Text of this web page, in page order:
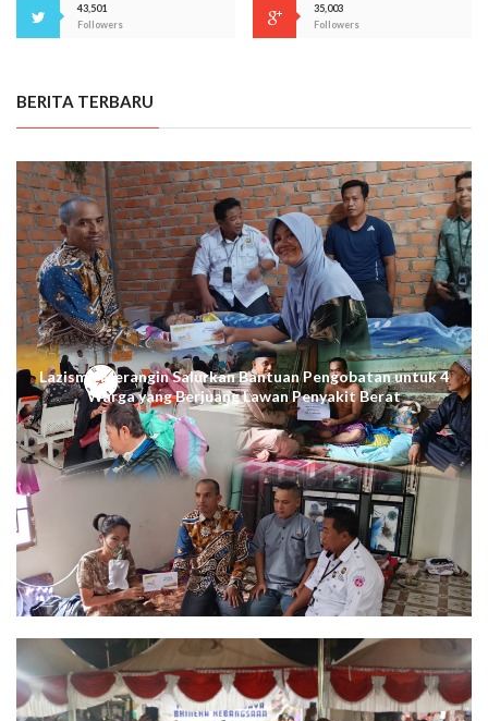
43,501
Followers
35,003
Followers
BERITA TERBARU
Lazismu Merangin Salurkan Bantuan Pengobatan untuk 4
Warga yang Berjuang Lawan Penyakit Berat